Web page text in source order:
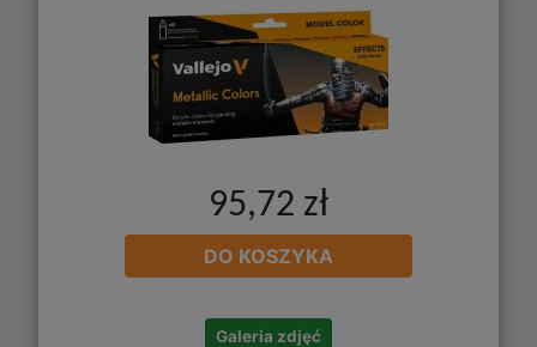
95,72 zł
DO KOSZYKA
Galeria zdjęć